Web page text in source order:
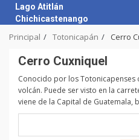
Lago Atitlán
Chichicastenango
Principal Totonicapán Cerro
Cerro Cuxniquel
Conocido por los
volcán. Puede ser visto en la
viene de la Capital de Guatemala,